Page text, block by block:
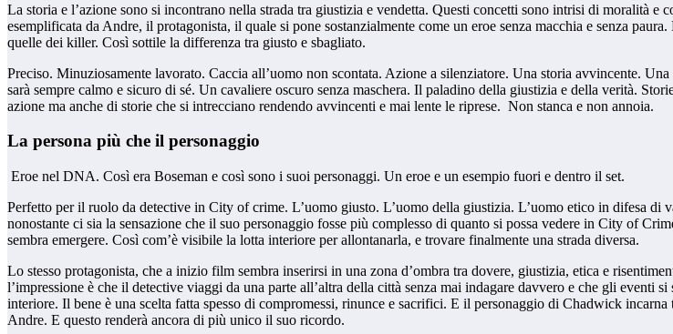
La storia e l’azione sono si incontrano nella strada tra giustizia e vendetta. Questi concetti sono intrisi di moralità
esemplificata da Andre, il protagonista, il quale si pone sostanzialmente come un eroe senza macchia e senza
quelle dei killer. Così sottile la differenza tra giusto e sbagliato.
Preciso. Minuziosamente lavorato. Caccia all’uomo non scontata. Azione a silenziatore. Una storia avvincente.
sarà sempre calmo e sicuro di sé. Un cavaliere oscuro senza maschera. Il paladino della giustizia e della verità.
azione ma anche di storie che si intrecciano rendendo avvincenti e mai lente le riprese. Non stanca e non annoia.
La persona più che il personaggio
Eroe nel DNA. Così era Boseman e così sono i suoi personaggi. Un eroe e un esempio fuori e dentro il set.
Perfetto per il ruolo da detective in City of crime. L’uomo giusto. L’uomo della giustizia. L’uomo etico in difesa
nonostante ci sia la sensazione che il suo personaggio fosse più complesso di quanto si possa vedere in City of
sembra emergere. Così com’è visibile la lotta interiore per allontanarla, e trovare finalmente una strada diversa.
Lo stesso protagonista, che a inizio film sembra inserirsi in una zona d’ombra tra dovere, giustizia, etica e
l’impressione è che il detective viaggi da una parte all’altra della città senza mai indagare davvero e che gli
interiore. Il bene è una scelta fatta spesso di compromessi, rinunce e sacrifici. E il personaggio di Chadwick
Andre. E questo renderà ancora di più unico il suo ricordo.